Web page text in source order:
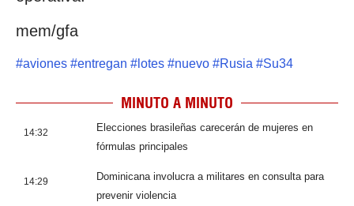
mem/gfa
#aviones #entregan # lotes #nuevo #Rusia #Su34
MINUTO A MINUTO
14:32
Elecciones brasileñas carecerán de mujeres en
fórmulas principales
14:29
Dominicana involucra a militares en consulta para
prevenir violencia